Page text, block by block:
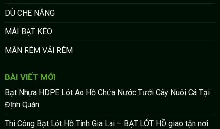
DÙ CHE NẮNG
MÁI BẠT KÉO
MÀN RÈM VẢI RÈM
BÀI VIẾT MỚI
Bạt Nhựa HDPE Lót Ao Hồ Chứa Nước Tưới Cây Nuôi Cá Tại
Định Quán
Thi Công Bạt Lót Hồ Tỉnh Gia Lai – BẠT LÓT HỒ giao tận nơi